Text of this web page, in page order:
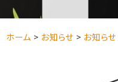
ホーム > お知らせ > お知らせ